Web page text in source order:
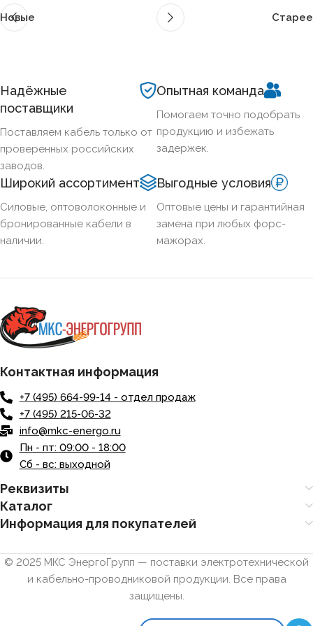
Новые Старее
Надёжные
поставщики
Поставляем кабель только от
проверенных российских
заводов.
Опытная команда
Помогаем точно подобрать
продукцию и избежать
задержек.
Широкий ассортимент
Силовые, оптоволоконные и
бронированные кабели в
наличии.
Выгодные условия
Оптовые цены и гарантийная
замена при любых форс-
мажорах.
Контактная информация
+7 (495) 664-99-14 - отдел продаж
+7 (495) 215-06-32
info@mkc-energo.ru
Пн - пт: 09:00 - 18:00
Сб - вс: выходной
Реквизиты
Каталог
Информация для покупателей
© 2025 МКС ЭнергоГрупп — поставки электротехнической
и кабельно-проводниковой продукции. Все права
защищены.